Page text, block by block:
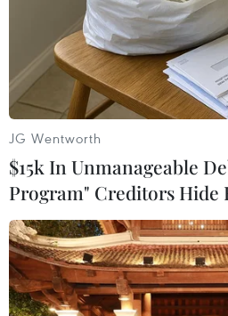
Các tác phẩm của Fatima rất đa
cảnh thiên nhiên đến tranh 3D.
JG Wentworth
$15k In Unmanageable
Program" Creditors Hide